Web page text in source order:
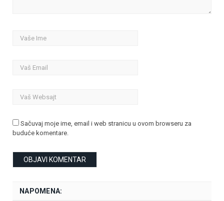
Sačuvaj moje ime, email i web stranicu u ovom browseru za
buduće komentare.
NAPOMENA: